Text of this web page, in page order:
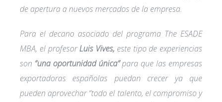
de apertura a nuevos mercados de la empresa.
Para el decano asociado del programa The ESADE
MBA, el profesorLuis Vives, este tipo de experiencias
son “una oportunidad única”para que las empresas
exportadoras españolas puedan crecer ya que
pueden aprovechar “todo el talento, el compromiso y